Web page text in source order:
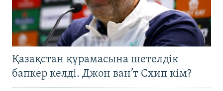
Қазақстан құрамасына шетелдік
бапкер келді. Джон ван’т Схип кім?